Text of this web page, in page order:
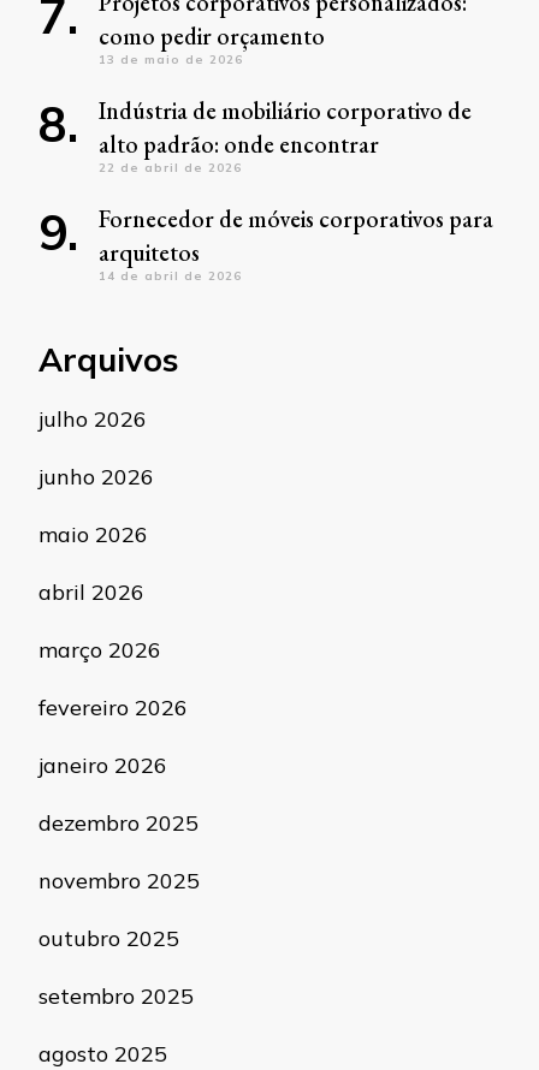
como pedir orçamento
13 de maio de 2026
Indústria de mobiliário corporativo de
alto padrão: onde encontrar
22 de abril de 2026
Fornecedor de móveis corporativos para
arquitetos
14 de abril de 2026
Arquivos
julho 2026
junho 2026
maio 2026
abril 2026
março 2026
fevereiro 2026
janeiro 2026
dezembro 2025
novembro 2025
outubro 2025
setembro 2025
agosto 2025